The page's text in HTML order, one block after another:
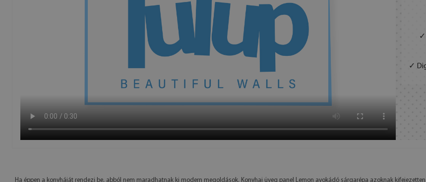
✓
✓
Ha éppen a konyháját rendezi be, abból nem maradhatnak ki modern megoldások. Konyhai üveg panel Lemon avokádó sárgarépa azoknak